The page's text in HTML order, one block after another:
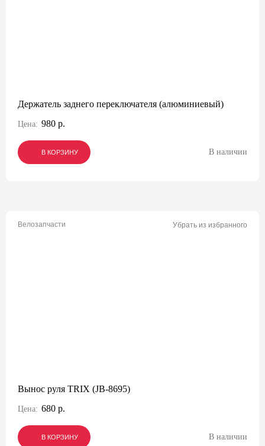
Держатель заднего переключателя (алюминиевый)
Цена: 980 р.
В КОРЗИНУ
В КОРЗИНУ
В КОРЗИНУ В наличии
Велозапчасти Убрать из избранного
Вынос руля TRIX (JB-8695)
Цена: 680 р.
В КОРЗИНУ
В КОРЗИНУ
В КОРЗИНУ В наличии